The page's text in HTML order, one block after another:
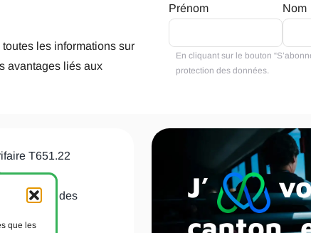
que les
les informations sur
avantages liés aux
Prénom Nom
En cliquant sur le bouton
protection des données.
T651.22
protection des
J’